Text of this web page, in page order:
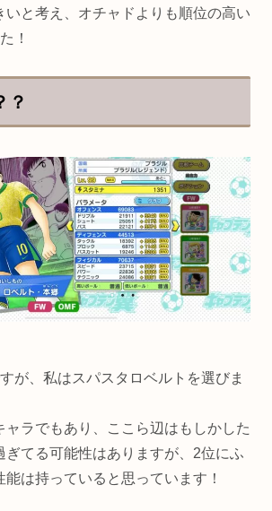
いと考え、オチャドよりも順位の高い
！
？
が、私はスパスタロベルトを選びま
ャラでもあり、ここら辺はもしかした
ぎてる可能性はありますが、2位にふ
能は持っていると思っています！